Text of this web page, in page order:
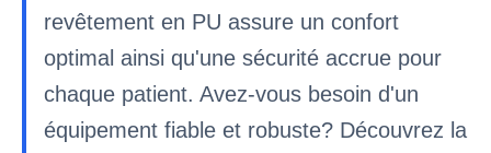
revêtement en PU assure un confort
optimal ainsi qu'une sécurité accrue pour
chaque patient. Avez-vous besoin d'un
équipement fiable et robuste? Découvrez la